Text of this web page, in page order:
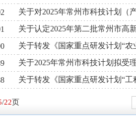
关于对2025年常州市科技计划（
关于认定2025年第二批常州市高
关于转发《国家重点研发计划“
关于2025年常州市科技计划拟受
关于转发《国家重点研发计划“工
/22页